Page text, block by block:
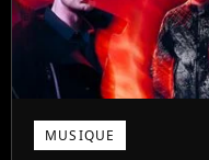
MUSIQUE